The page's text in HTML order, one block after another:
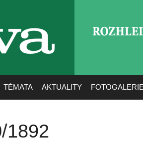
TÉMATA AKTUALITY
1892